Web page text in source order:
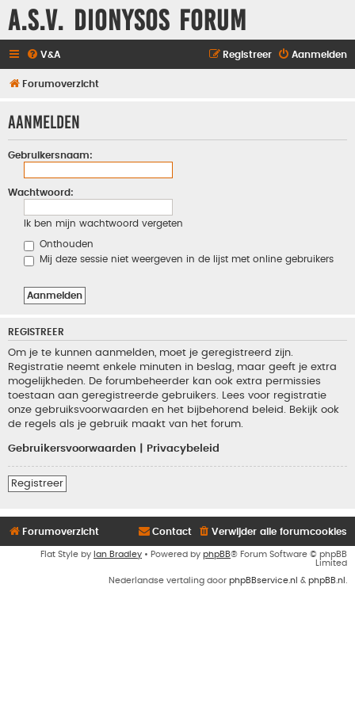
A.S.V. Dionysos Forum
V&A Aanmelden
Registreer
Forumoverzicht
Aanmelden
Gebruikersnaam:
Wachtwoord:
Ik ben mijn wachtwoord vergeten
Onthouden
Mij deze sessie niet weergeven in de lijst met online gebruikers
REGISTREER
Om je te kunnen aanmelden, moet je geregistreerd zijn.
Registratie neemt enkele minuten in beslag, maar geeft je extra
mogelijkheden. De forumbeheerder kan ook extra permissies
toestaan aan geregistreerde gebruikers. Lees voor registratie
onze gebruiksvoorwaarden en het bijbehorend beleid. Bekijk ook
de regels als je gebruik maakt van het forum.
Gebruikersvoorwaarden Privacybeleid
Registreer
Forumoverzicht Verwijder alle forumcookies
Contact
Flat Style by Ian Bradley • Powered by phpBB® Forum Software © phpBB
Limited
Nederlandse vertaling door phpBBservice.nl & phpBB.nl .